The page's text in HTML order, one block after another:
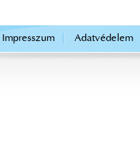
Impresszum Adatvédelem